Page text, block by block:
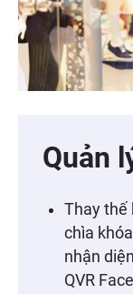
Quản
Thay thế
chìa
nhận
QVR